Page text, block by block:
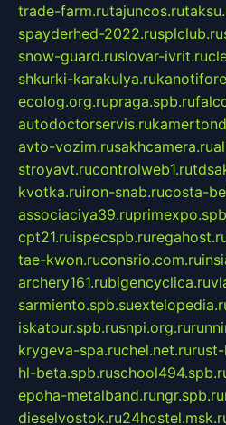
trade-farm.rutajuncos.ru
spayderhed-2022.rusplclub.ru
snow-guard.ruslovar-ivrit.ru
shkurki-karakulya.ru
ecolog.org.rupraga.spb.ru
autodoctorservis.ru
avto-vozim.rusakhcamera.ru
stroyavt.rucontrolweb1.ru
kvotka.ruiron-snab.rucosta-
associaciya39.ru
cpt21.ruispecspb.ru
tae-kwon.ruconsrio.com.ru
archery161.rubigencyclica.ru
sarmiento.spb.su
iskatour.spb.rusnpi.org.ru
krygeva-spa.ruchel.net.ru
hl-beta.spb.ru
epoha-metalband.rungr.spb.ru
dieselvostok.ru